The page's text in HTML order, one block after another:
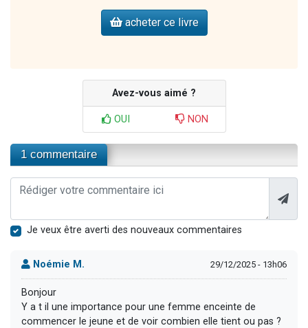
acheter ce livre
Avez-vous aimé ?
OUI NON
1 commentaire
Je veux être averti des nouveaux commentaires
Noémie M. 29/12/2025 - 13h06
Bonjour
Y a t il une importance pour une femme enceinte de
commencer le jeune et de voir combien elle tient ou pas ?